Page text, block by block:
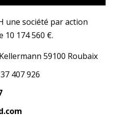
une société par action
10 174 560 €.
59100 Roubaix
407 926